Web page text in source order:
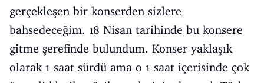
gerçekleşen bir konserden sizlere
bahsedeceğim. 18 Nisan tarihinde bu konsere
gitme şerefinde bulundum. Konser yaklaşık
olarak 1 saat sürdü ama o 1 saat içerisinde çok